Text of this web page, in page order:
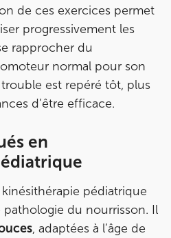
de ces exercices permet
progressivement les
rapprocher du
normal pour son
est repéré tôt, plus
d’être efficace.
en
pédiatrique
du nourrisson. Il
, adaptées à l’âge de
92160 Antony
92160 Antony
75008 Paris